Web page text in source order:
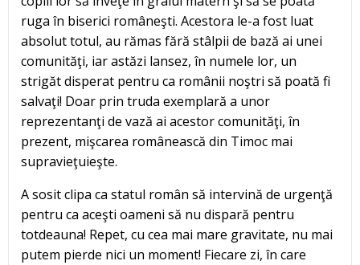
ruga în biserici româneşti. Acestora le-a fost luat
absolut totul, au rămas fără stâlpii de bază ai unei
comunităţi, iar astăzi lansez, în numele lor, un
strigăt disperat pentru ca românii noştri să poată fi
salvaţi! Doar prin truda exemplară a unor
reprezentanţi de vază ai acestor comunităţi, în
prezent, mişcarea românească din Timoc mai
supravieţuieşte.
A sosit clipa ca statul român să intervină de urgenţă
pentru ca aceşti oameni să nu dispară pentru
totdeauna! Repet, cu cea mai mare gravitate, nu mai
putem pierde nici un moment! Fiecare zi, în care